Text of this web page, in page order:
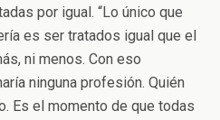
por igual. “Lo único que
es ser tratados igual que el
ni menos. Con eso
ninguna profesión. Quién
Es el momento de que todas